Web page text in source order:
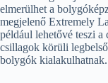
elmerülhet a
megjelenő Extremely
például lehetővé teszi a
csillagok körüli
bolygók kialakulhatnak.